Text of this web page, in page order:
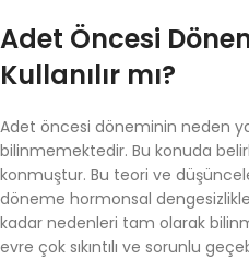
Adet Öncesi
Kullanılır mı?
Adet öncesi döneminin neden
bilinmemektedir. Bu konuda
konmuştur. Bu teori ve
döneme hormonsal
kadar nedenleri tam olarak
evre çok sıkıntılı ve sorunlu